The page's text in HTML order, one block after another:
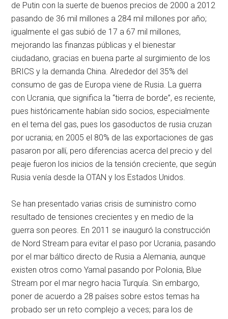
de Putin con la suerte de buenos precios de 2000 a 2012
pasando de 36 mil millones a 284 mil millones por año;
igualmente el gas subió de 17 a 67 mil millones,
mejorando las finanzas públicas y el bienestar
ciudadano, gracias en buena parte al surgimiento de los
BRICS y la demanda China. Alrededor del 35% del
consumo de gas de Europa viene de Rusia. La guerra
con Ucrania, que significa la “tierra de borde”, es reciente,
pues históricamente habían sido socios, especialmente
en el tema del gas, pues los gasoductos de rusia cruzan
por ucrania; en 2005 el 80% de las exportaciones de gas
pasaron por allí, pero diferencias acerca del precio y del
peaje fueron los inicios de la tensión creciente, que según
Rusia venía desde la OTAN y los Estados Unidos.
Se han presentado varias crisis de suministro como
resultado de tensiones crecientes y en medio de la
guerra son peores. En 2011 se inauguró la construcción
de Nord Stream para evitar el paso por Ucrania, pasando
por el mar báltico directo de Rusia a Alemania, aunque
existen otros como Yamal pasando por Polonia, Blue
Stream por el mar negro hacia Turquía. Sin embargo,
poner de acuerdo a 28 países sobre estos temas ha
probado ser un reto complejo a veces; para los de